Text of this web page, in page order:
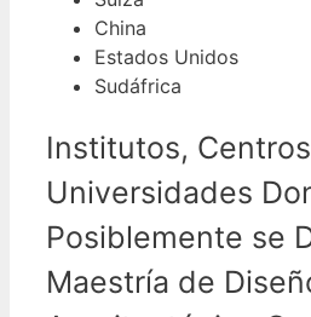
China
Estados Unidos
Sudáfrica
Institutos,
Universidades
Posiblemente se
Maestría de